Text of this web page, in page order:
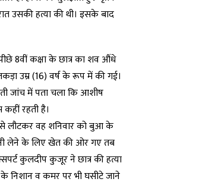
उसकी हत्या की थी। इसके बाद
8वीं कक्षा के छात्र का शव औंधे
उम्र (16) वर्ष के रूप में की गई।
जांच में पता चला कि आशीष
रहती है।
से लौटकर वह शनिवार को बुआ के
लेने के लिए खेत की ओर गए तब
कुलदीप कुजूर ने छात्र की हत्या
निशान व कमर पर भी घसीटे जाने